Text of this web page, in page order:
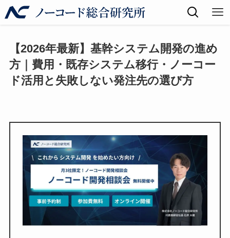
【2026年最新】基幹システム開発の進め
方｜費用・既存システム移行・ノーコー
ド活用と失敗しない発注先の選び方